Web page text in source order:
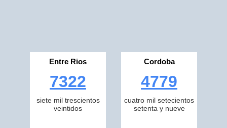
Entre Rios
7322
siete mil trescientos
veintidos
Cordoba
4779
cuatro mil setecientos
setenta y nueve